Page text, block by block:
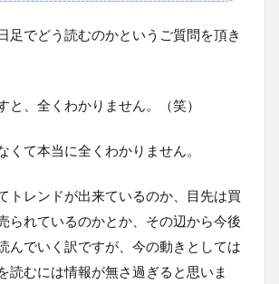
足でどう読むのかというご質問を頂き
と、全くわかりません。（笑）
くて本当に全くわかりません。
トレンドが出来ているのか、目先は買
られているのかとか、その辺から今後
んでいく訳ですが、今の動きとしては
読むには情報が無さ過ぎると思いま